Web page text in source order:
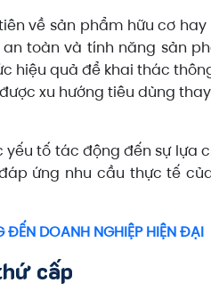
về sản phẩm hữu cơ hay
toàn và tính năng sản
hiệu quả để khai thác
xu hướng tiêu dùng
tố tác động đến sự lựa
ứng nhu cầu thực tế
ĐẾN DOANH NGHIỆP HIỆN ĐẠI
cấp